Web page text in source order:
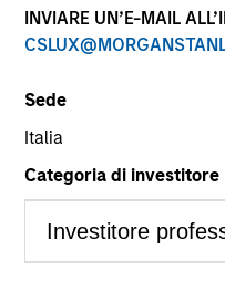
INVIARE UN’E-MAIL
Sede
Italia
Categoria di investitore
alle performance e agli
Stanley Investment
Rendimenti nell’anno
*Devise de référence du